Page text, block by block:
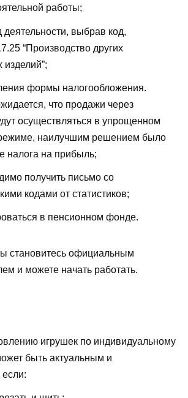
работы;
деятельности, выбрав код,
“Производство других
изделий”;
формы налогообложения.
что продажи через
осуществляться в упрощенном
наилучшим решением было
налога на прибыль;
получить письмо со
кодами от статистиков;
в пенсионном фонде.
становитесь официальным
и можете начать работать.
игрушек по индивидуальному
быть актуальным и